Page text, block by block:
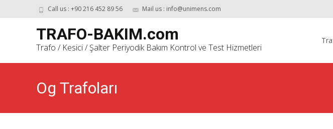
Call us : +90 216 452 89 56 Mail us : info@unimens.com
TRAFO-BAKIM.com
Trafo / Kesici / Şalter Periyodik Bakım Kontrol ve Test Hizmetleri
Og Trafoları